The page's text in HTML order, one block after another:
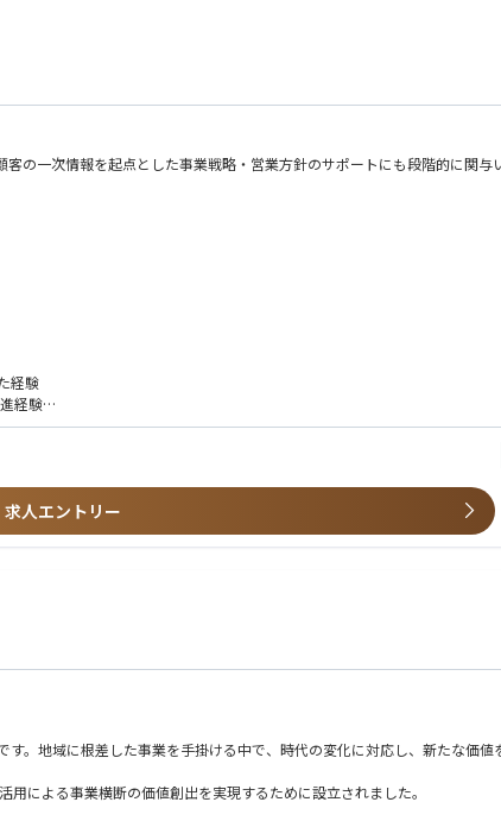
の一次情報を起点とした事業戦略・営業方針のサポートにも段階的に関与
経験
経験
戦略策定など）
求人エントリー
。地域に根差した事業を手掛ける中で、時代の変化に対応し、新たな価
による事業横断の価値創出を実現するために設立されました。